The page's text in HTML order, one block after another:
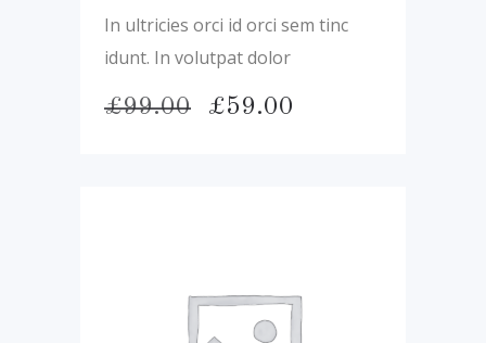
In ultricies orci id orci sem tinc
idunt. In volutpat dolor
£99.00
Pôvodná
£59.00